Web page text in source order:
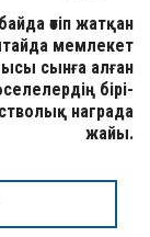
өтіп жатқан
мемлекет
сынға алған
бірі-
награда
жайы.